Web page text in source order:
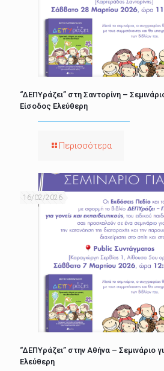
“ΔΕΠΥράζει” στη Σαντορίνη –
Είσοδος Ελεύθερη
Περισσότερα
16/02/2026
“ΔΕΠΥράζει” στην Αθήνα – Σεμινάριο
Ελεύθερη